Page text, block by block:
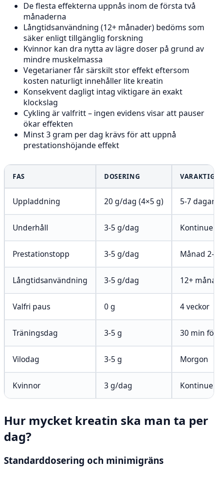
De flesta effekterna uppnås inom de första två
månaderna
Långtidsanvändning (12+ månader) bedöms som
säker enligt tillgänglig forskning
Kvinnor kan dra nytta av lägre doser på grund av
mindre muskelmassa
Vegetarianer får särskilt stor effekt eftersom
kosten naturligt innehåller lite kreatin
Konsekvent dagligt intag viktigare än exakt
klockslag
Cykling är valfritt – ingen evidens visar att pauser
ökar effekten
Minst 3 gram per dag krävs för att uppnå
prestationshöjande effekt
FAS DOSERING
Uppladdning 20 g/dag (4×5 g) 5-7 dagar
Underhåll 3-5 g/dag
Prestationstopp 3-5 g/dag Månad 2-3
Långtidsanvändning 3-5 g/dag 12+
Valfri paus 0 g 4 veckor
Träningsdag 3-5 g 30 min
Vilodag 3-5 g Morgon
Kvinnor 3 g/dag
Hur mycket kreatin ska man ta per
dag?
Standarddosering och minimigräns